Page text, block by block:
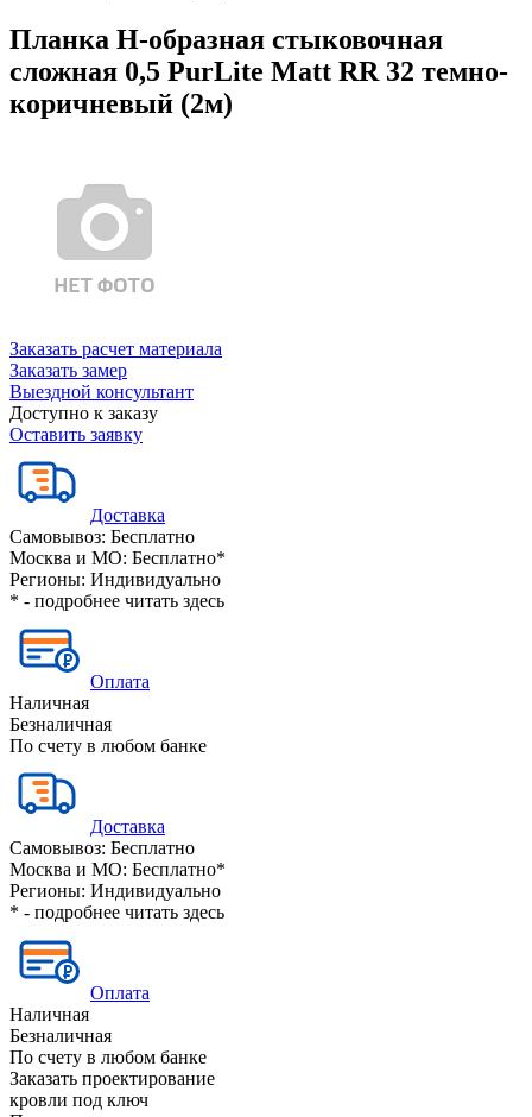
Планка Н-образная стыковочная
сложная 0,5 PurLite Matt RR 32 темно-
коричневый (2м)
Заказать расчет материала
Заказать замер
Выездной консультант
Доступно к заказу
Оставить заявку
Доставка
Самовывоз: Бесплатно
Москва и МО: Бесплатно*
Регионы: Индивидуально
* - подробнее читать здесь
Оплата
Наличная
Безналичная
По счету в любом банке
Доставка
Самовывоз: Бесплатно
Москва и МО: Бесплатно*
Регионы: Индивидуально
* - подробнее читать здесь
Оплата
Наличная
Безналичная
По счету в любом банке
Заказать проектирование
кровли под ключ